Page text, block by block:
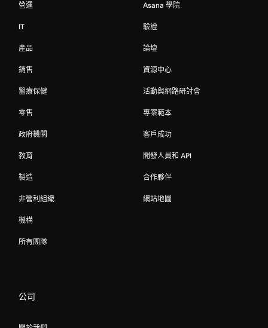
營運
IT
產品
銷售
醫療保健
零售
政府機關
教育
製造
非營利組織
機構
所有團隊
Asana 學院
驗證
論壇
資源中心
活動與網路研討會
專案範本
客戶成功
開發人員和 API
合作夥伴
網站地圖
公司